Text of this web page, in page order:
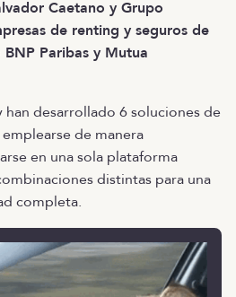
Caetano y Grupo
de renting y seguros de
Paribas y Mutua
desarrollado 6 soluciones de
de manera
en una sola plataforma
distintas para una
completa.